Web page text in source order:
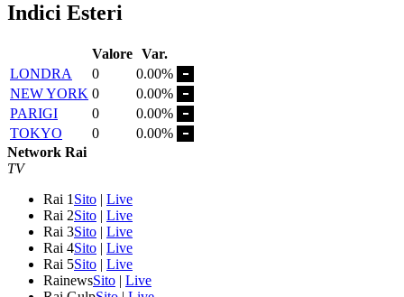
Indici Esteri
Valore Var.
LONDRA
0
0.00%
NEW YORK 0
0.00%
PARIGI
0
0.00%
TOKYO
0
0.00%
Network Rai
TV
Rai 1 Sito | Live
Rai 2Sito | Live
Rai 3Sito | Live
Rai 4Sito | Live
Rai 5Sito | Live
RainewsSito | Live